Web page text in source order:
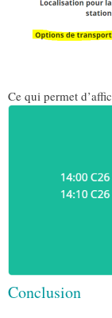
Ce qui permet
Conclusion